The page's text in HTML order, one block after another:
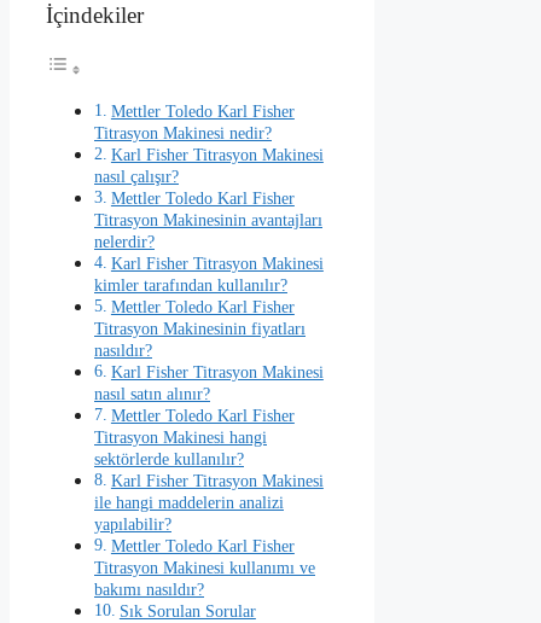
İçindekiler
Mettler Toledo Karl Fisher
Titrasyon Makinesi nedir?
Karl Fisher Titrasyon Makinesi
nasıl çalışır?
Mettler Toledo Karl Fisher
Titrasyon Makinesinin avantajları
nelerdir?
Karl Fisher Titrasyon Makinesi
kimler tarafından kullanılır?
Mettler Toledo Karl Fisher
Titrasyon Makinesinin fiyatları
nasıldır?
Karl Fisher Titrasyon Makinesi
nasıl satın alınır?
Mettler Toledo Karl Fisher
Titrasyon Makinesi hangi
sektörlerde kullanılır?
Karl Fisher Titrasyon Makinesi
ile hangi maddelerin analizi
yapılabilir?
Mettler Toledo Karl Fisher
Titrasyon Makinesi kullanımı ve
bakımı nasıldır?
Sık Sorulan Sorular